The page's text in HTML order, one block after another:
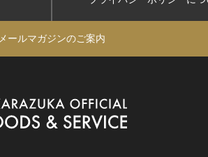
メールマガジンのご案内